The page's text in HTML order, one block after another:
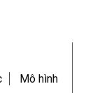
Mô hình